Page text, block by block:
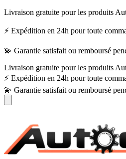
Livraison gratuite pour les produits
⚡ Expédition en 24h pour toute
💫 Garantie satisfait ou remboursé
Livraison gratuite pour les produits
⚡ Expédition en 24h pour toute
💫 Garantie satisfait ou remboursé